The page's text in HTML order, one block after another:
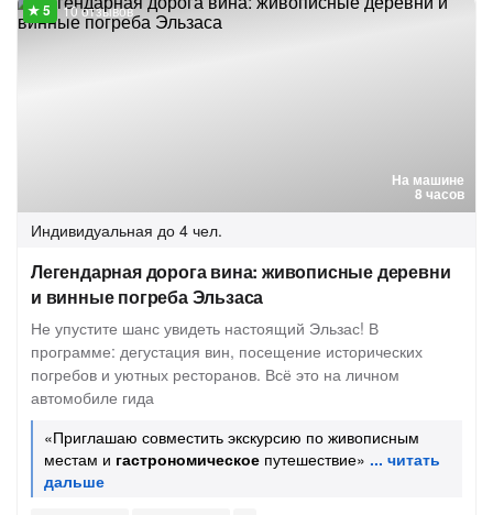
На машине
8 часов
10 отзывов
Индивидуальная до 4 чел.
Легендарная дорога вина: живописные деревни
и винные погреба Эльзаса
Не упустите шанс увидеть настоящий Эльзас! В
программе: дегустация вин, посещение исторических
погребов и уютных ресторанов. Всё это на личном
автомобиле гида
«Приглашаю совместить экскурсию по живописным
местам и гастрономическое путешествие»